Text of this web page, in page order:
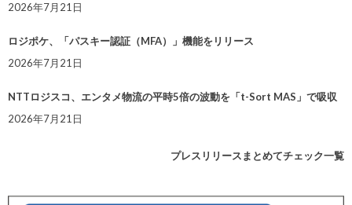
2026年7月21日
ロジポケ、「パスキー認証（MFA）」機能をリリース
2026年7月21日
NTTロジスコ、エンタメ物流の平時5倍の波動を「t-Sort MAS」で吸収
2026年7月21日
プレスリリースまとめてチェック一覧